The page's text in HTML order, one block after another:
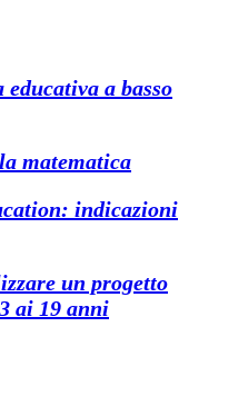
a basso
matematica
indicazioni
un progetto
ai 19 anni